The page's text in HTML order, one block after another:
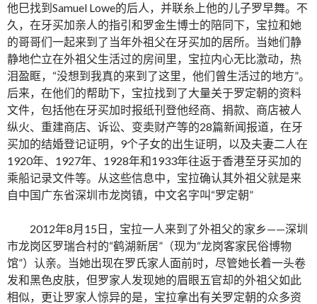
他巳找到Samuel Lowe的后人，并联糸上他的儿子罗早舞。不
久，在牙买加亲人的指引和罗金生博士的陪同下，宝拉和她
的哥哥们一起来到了当年外祖父在牙买加的居所。当她们静
静地伫立在外祖父生活过的房间里，宝拉内心无比激动，热
泪盈眶，“没想到我真的来到了这里，他们曾生活过的地方”。
后来，在他们的帮助下，宝拉找到了大量关于罗定朝的资料
文件，包括他在牙买加时报纸刊登他经商、捐款、商店被人
纵火、重建商店、诉讼、变卖财产等的28篇新闻报道，在牙
买加的结婚登记证明，9个子女的出生证明，以及夫妻二人在
1920年、1927年、1928年和1933年往返于香港至牙买加的
乘船记录文件等。从这些信息中，宝拉确认其外祖父就是来
自中国广东省深圳市龙岗镇，中文名字叫“罗定朝”
2012年8月15日，宝拉一人来到了外祖父的家乡——深圳
市龙岗区罗瑞合村的“鹤湖新居”（现为“龙岗客家民俗博物
馆”）认亲。当她出现在罗氏家人面前时，尽管她长着一头卷
发和黑色皮肤，但罗家人发现她的眉眼五官却的外祖父如此
相似，更让罗家人惊异的是，宝拉拿出有关罗定朝的众多资